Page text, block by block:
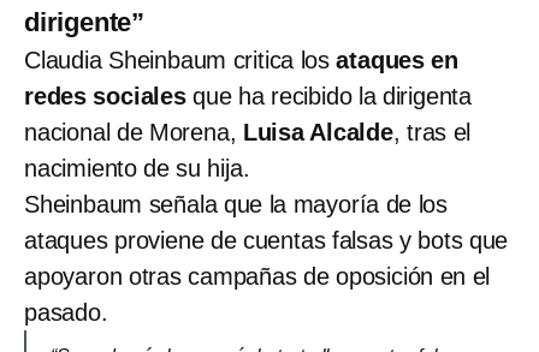
dirigente”
Claudia Sheinbaum critica los ataques en
redes socialesque ha recibido la dirigenta
nacional de Morena, Luisa Alcalde, tras el
nacimiento de su hija.
Sheinbaum señala que la mayoría de los
ataques proviene de cuentas falsas y bots que
apoyaron otras campañas de oposición en el
pasado.